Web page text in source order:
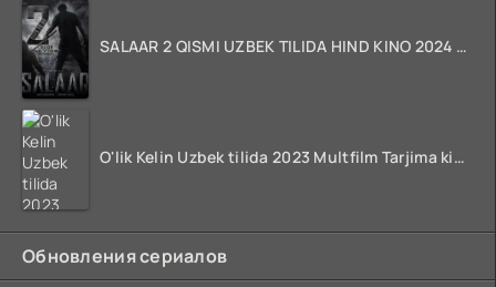
SALAAR 2 QISMI UZBEK TILIDA HIND KINO 2024 TARJIMA 720p HD Skachat
O'lik Kelin Uzbek tilida 2023 Multfilm Tarjima kino skachat
Обновления сериалов